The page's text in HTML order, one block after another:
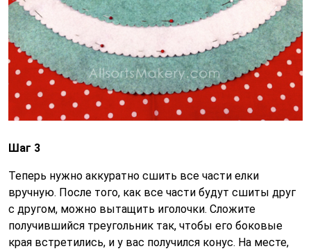
Шаг 3
Теперь нужно аккуратно сшить все части елки
вручную. После того, как все части будут сшиты друг
с другом, можно вытащить иголочки. Сложите
получившийся треугольник так, чтобы его боковые
края встретились, и у вас получился конус. На месте,